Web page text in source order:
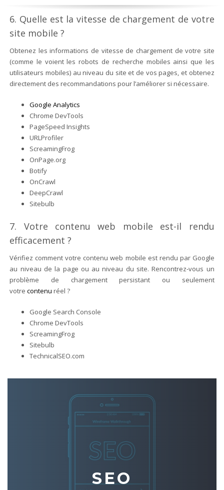
6. Quelle est la vitesse de chargement de votre
site mobile ?
Obtenez les informations de vitesse de chargement de votre site
(comme le voient les robots de recherche mobiles ainsi que les
utilisateurs mobiles) au niveau du site et de vos pages, et obtenez
directement des recommandations pour l’améliorer si nécessaire.
Google Analytics
Chrome DevTools
PageSpeed ​​Insights
URLProfiler
ScreamingFrog
OnPage.org
Botify
OnCrawl
DeepCrawl
Sitebulb
7. Votre contenu web mobile est-il rendu
efficacement ?
Vérifiez comment votre contenu web mobile est rendu par Google
au niveau de la page ou au niveau du site. Rencontrez-vous un
problème de chargement persistant ou seulement
votrecontenu réel ?
Google Search Console
Chrome DevTools
ScreamingFrog
Sitebulb
TechnicalSEO.com
SEO